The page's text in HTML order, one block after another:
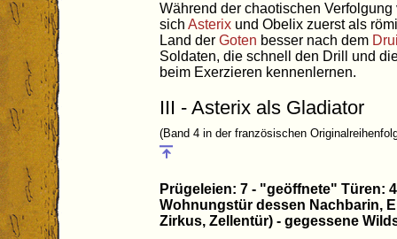
Während der chaotischen
sich Asterix und Obelix zuerst als
Land der Goten besser nach dem
Soldaten, die schnell den Drill und
beim Exerzieren kennenlernen.
III - Asterix als Gladiator
(Band 4 in der französischen
Prügeleien: 7 - "geöffnete" Türen:
Wohnungstür dessen Nachbarin,
Zirkus, Zellentür) - gegessene